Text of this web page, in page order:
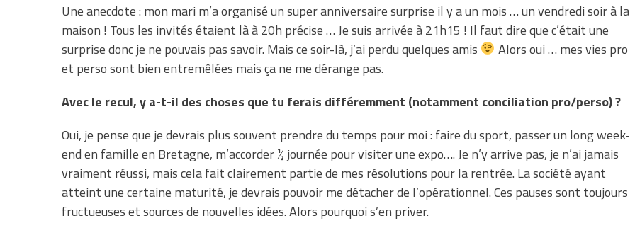
Une anecdote : mon mari m’a organisé un super anniversaire surprise il y a un mois … un vendredi soir à la
maison ! Tous les invités étaient là à 20h précise … Je suis arrivée à 21h15 ! Il faut dire que c’était une
surprise donc je ne pouvais pas savoir. Mais ce soir-là, j’ai perdu quelques amis
Alors oui … mes vies pro
et perso sont bien entremêlées mais ça ne me dérange pas.
Avec le recul, y a-t-il des choses que tu ferais différemment (notamment conciliation pro/perso) ?
Oui, je pense que je devrais plus souvent prendre du temps pour moi : faire du sport, passer un long week-
end en famille en Bretagne, m’accorder ½ journée pour visiter une expo…. Je n’y arrive pas, je n’ai jamais
vraiment réussi, mais cela fait clairement partie de mes résolutions pour la rentrée. La société ayant
atteint une certaine maturité, je devrais pouvoir me détacher de l’opérationnel. Ces pauses sont toujours
fructueuses et sources de nouvelles idées. Alors pourquoi s’en priver.